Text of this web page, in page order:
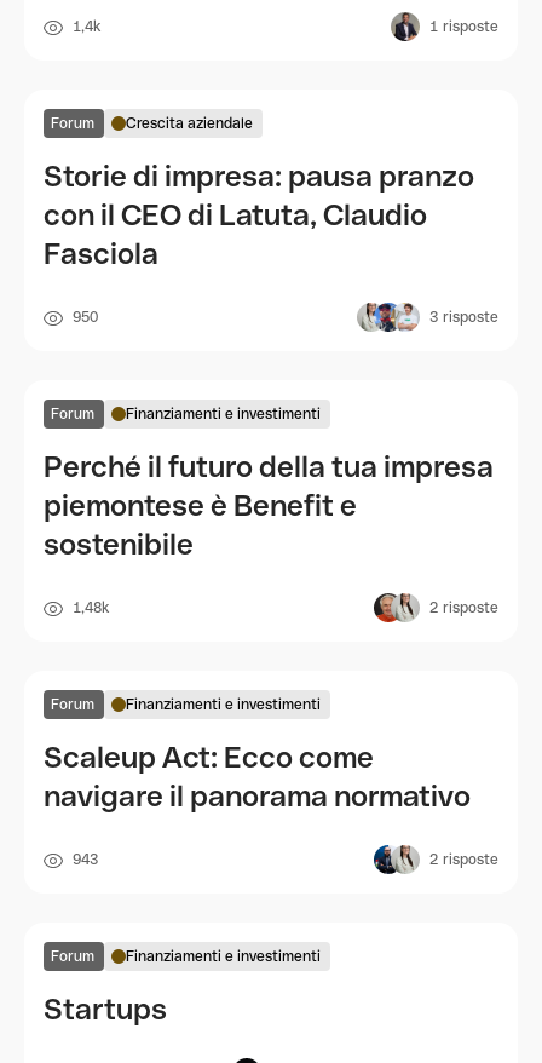
1,4k 1 risposte
Forum Crescita aziendale
Storie di impresa: pausa pranzo
con il CEO di Latuta, Claudio
Fasciola
950 3 risposte
Forum Finanziamenti e investimenti
Perché il futuro della tua impresa
piemontese è Benefit e
sostenibile
1,48k 2 risposte
Forum Finanziamenti e investimenti
Scaleup Act: Ecco come
navigare il panorama normativo
943 2 risposte
Forum Finanziamenti e investimenti
Startups